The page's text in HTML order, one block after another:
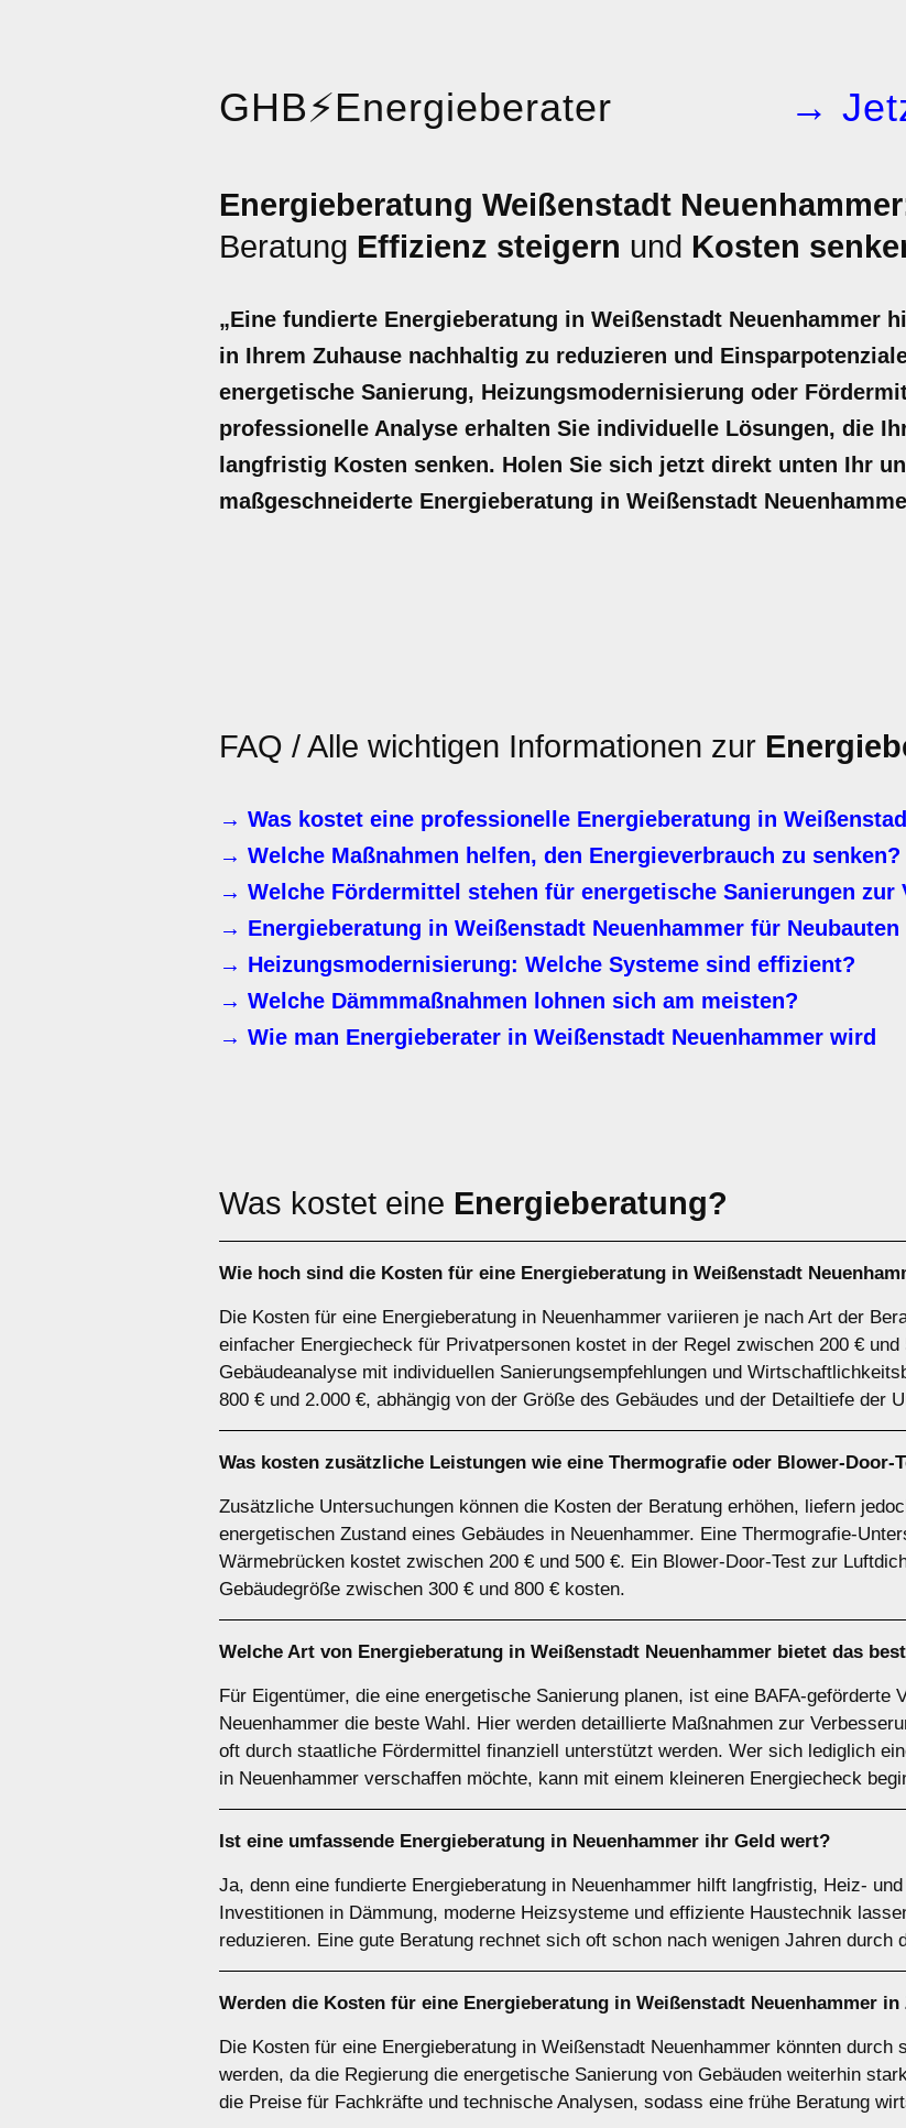
GHB⚡Energieberater →
Energieberatung Weißenstadt
Beratung Effizienz steigern und Kosten
„Eine fundierte Energieberatung in Weißenstadt Neuenhammer
in Ihrem Zuhause nachhaltig zu reduzieren und
energetische Sanierung, Heizungsmodernisierung oder
professionelle Analyse erhalten Sie individuelle Lösungen, die
langfristig Kosten senken. Holen Sie sich jetzt direkt unten Ihr
maßgeschneiderte Energieberatung in Weißenstadt
FAQ / Alle wichtigen Informationen zur
→ Was kostet eine professionelle Energieberatung in
→ Welche Maßnahmen helfen, den Energieverbrauch zu senken?
→ Welche Fördermittel stehen für energetische Sanierungen zur
→ Energieberatung in Weißenstadt Neuenhammer für
→ Heizungsmodernisierung: Welche Systeme sind effizient?
→ Welche Dämmmaßnahmen lohnen sich am meisten?
→ Wie man Energieberater in Weißenstadt Neuenhammer wird
Was kostet eine Energieberatung?
Wie hoch sind die Kosten für eine Energieberatung in Weißenstadt
Die Kosten für eine Energieberatung in Neuenhammer variieren je nach Art der
einfacher Energiecheck für Privatpersonen kostet in der Regel zwischen 200 €
Gebäudeanalyse mit individuellen Sanierungsempfehlungen und
800 € und 2.000 €, abhängig von der Größe des Gebäudes und der Detailtiefe der
Was kosten zusätzliche Leistungen wie eine Thermografie oder Blower-Door-
Zusätzliche Untersuchungen können die Kosten der Beratung erhöhen, liefern
energetischen Zustand eines Gebäudes in Neuenhammer. Eine Thermografie-
Wärmebrücken kostet zwischen 200 € und 500 €. Ein Blower-Door-Test zur
Gebäudegröße zwischen 300 € und 800 € kosten.
Welche Art von Energieberatung in Weißenstadt Neuenhammer bietet das
Für Eigentümer, die eine energetische Sanierung planen, ist eine BAFA-geförderte
Neuenhammer die beste Wahl. Hier werden detaillierte Maßnahmen zur
oft durch staatliche Fördermittel finanziell unterstützt werden. Wer sich lediglich
in Neuenhammer verschaffen möchte, kann mit einem kleineren Energiecheck
Ist eine umfassende Energieberatung in Neuenhammer ihr Geld wert?
Ja, denn eine fundierte Energieberatung in Neuenhammer hilft langfristig, Heiz-
Investitionen in Dämmung, moderne Heizsysteme und effiziente Haustechnik
reduzieren. Eine gute Beratung rechnet sich oft schon nach wenigen Jahren durch
Werden die Kosten für eine Energieberatung in Weißenstadt Neuenhammer
Die Kosten für eine Energieberatung in Weißenstadt Neuenhammer könnten
werden, da die Regierung die energetische Sanierung von Gebäuden weiterhin
die Preise für Fachkräfte und technische Analysen, sodass eine frühe Beratung